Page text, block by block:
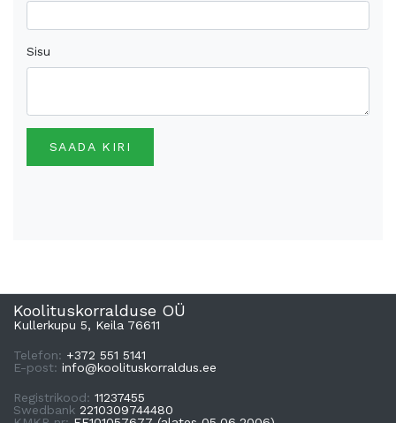
Sisu
SAADA KIRI
Koolituskorralduse OÜ
Kullerkupu 5, Keila 76611
Telefon: +372 551 5141
E-post: info@koolituskorraldus.ee
Registrikood: 11237455
Swedbank 2210309744480